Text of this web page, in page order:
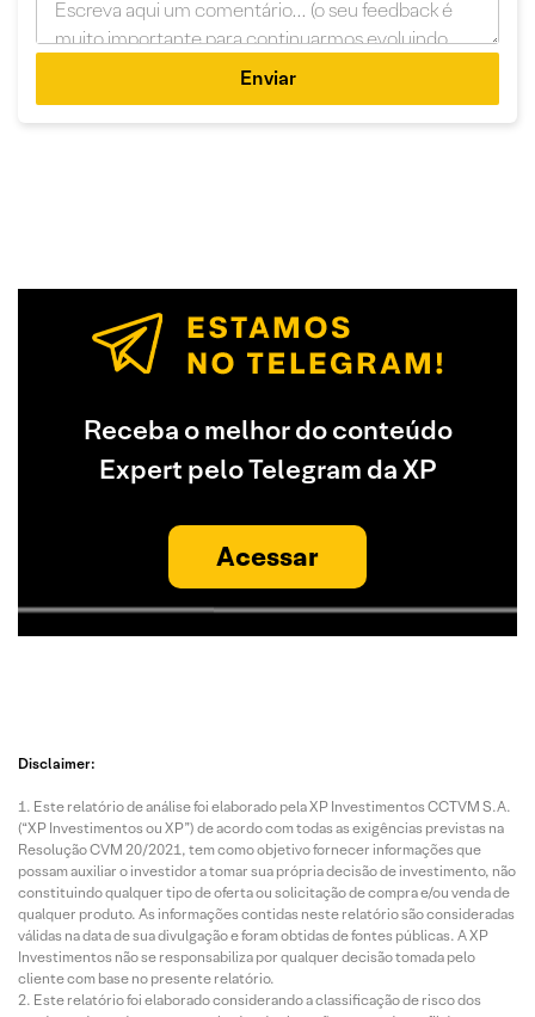
Enviar
Receba o melhor do conteúdo
Expert pelo Telegram da XP
Acessar
Disclaimer:
Este relatório de análise foi elaborado pela XP Investimentos CCTVM S.A.
(“XP Investimentos ou XP”) de acordo com todas as exigências previstas na
Resolução CVM 20/2021, tem como objetivo fornecer informações que
possam auxiliar o investidor a tomar sua própria decisão de investimento, não
constituindo qualquer tipo de oferta ou solicitação de compra e/ou venda de
qualquer produto. As informações contidas neste relatório são consideradas
válidas na data de sua divulgação e foram obtidas de fontes públicas. A XP
Investimentos não se responsabiliza por qualquer decisão tomada pelo
cliente com base no presente relatório.
Este relatório foi elaborado considerando a classificação de risco dos